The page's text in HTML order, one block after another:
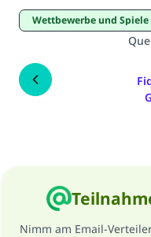
Wettbewerbe und Spiele
Nimm am Email-